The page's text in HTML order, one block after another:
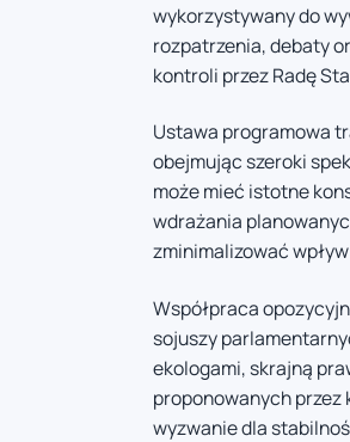
wykorzystywany do
rozpatrzenia, debaty
kontroli przez Radę
Ustawa programowa
obejmując szeroki
może mieć istotne
wdrażania
zminimalizować
Współpraca
sojuszy
ekologami, skrajną
proponowanych
wyzwanie dla